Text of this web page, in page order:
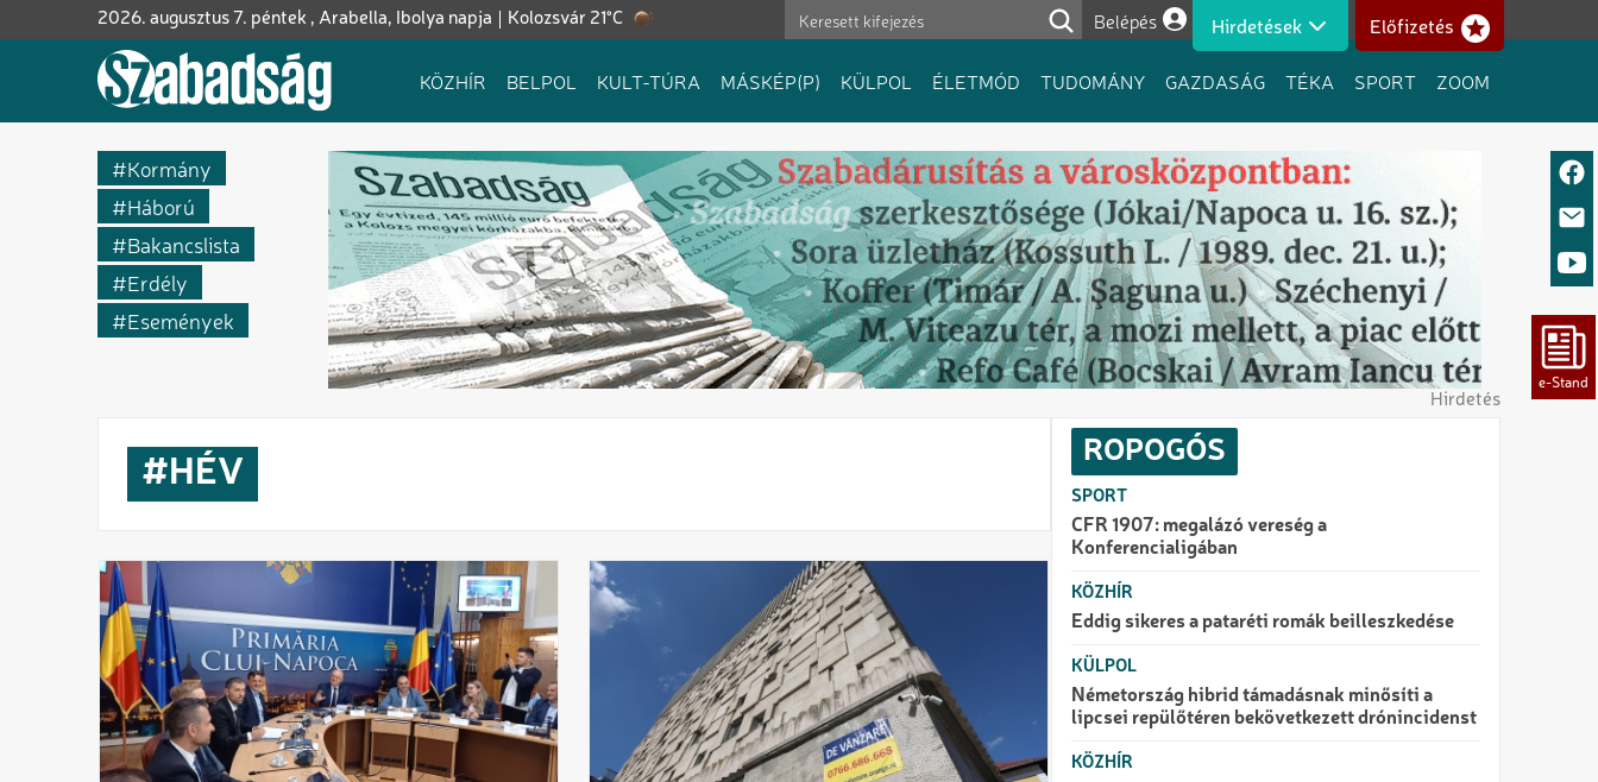
a
Kolozsvár 21°C
2026. augusztus 7. péntek , Arabella, Ibolya napja
Felhasználói fiók menüje
Belépés Hirdetések Előfizetés
Fő
KÖZHÍR BELPOL KULT-TÚRA MÁSKÉP(P) KÜLPOL ÉLETMÓD TUDOMÁNY GAZDASÁG TÉKA SPORT ZOOM
Kormány
Háború
Bakancslista
Erdély
Események
Hirdetés
HÉV
ROPOGÓS
SPORT
CFR 1907: megalázó vereség a
Konferencialigában
KÖZHÍR
Eddig sikeres a pataréti romák beilleszkedése
KÜLPOL
Németország hibrid támadásnak minősíti a
lipcsei repülőtéren bekövetkezett drónincidenst
KÖZHÍR